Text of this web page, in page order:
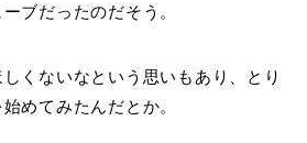
ブだったのだそう。
くないなという思いもあり、とり
めてみたんだとか。